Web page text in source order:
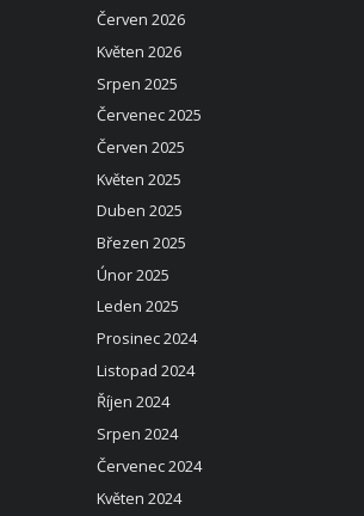
Červen 2026
Květen 2026
Srpen 2025
Červenec 2025
Červen 2025
Květen 2025
Duben 2025
Březen 2025
Únor 2025
Leden 2025
Prosinec 2024
Listopad 2024
Říjen 2024
Srpen 2024
Červenec 2024
Květen 2024